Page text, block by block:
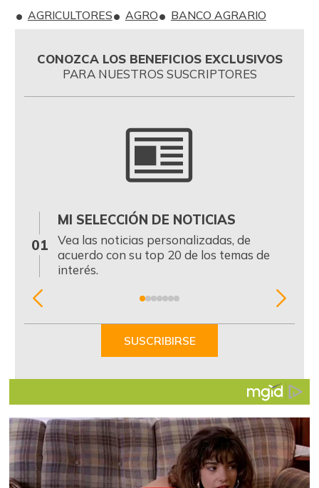
AGRICULTORES
AGRO BANCO AGRARIO
CONOZCA LOS BENEFICIOS EXCLUSIVOS
PARA NUESTROS SUSCRIPTORES
01
MI SELECCIÓN DE NOTICIAS
Vea las noticias personalizadas, de
acuerdo con su top 20 de los temas de
interés.
Item
SUSCRIBIRSE